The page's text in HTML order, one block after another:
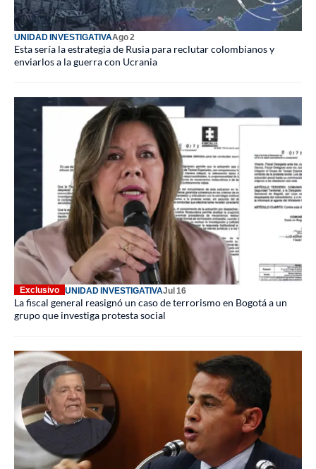
UNIDAD INVESTIGATIVAAgo 2
Esta sería la estrategia de Rusia para reclutar colombianos y
enviarlos a la guerra con Ucrania
Exclusivo UNIDAD INVESTIGATIVAJul 16
La fiscal general reasignó un caso de terrorismo en Bogotá a un
grupo que investiga protesta social